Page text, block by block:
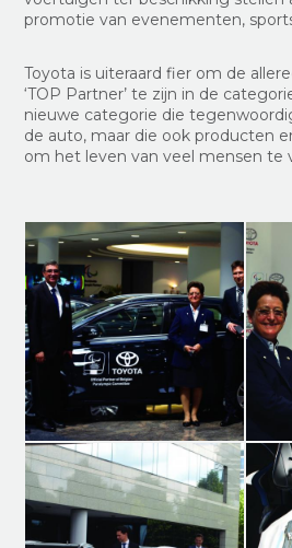
promotie van evenementen,
Toyota is uiteraard fier om de
‘TOP Partner’ te zijn in de
nieuwe categorie die
de auto, maar die ook producten
om het leven van veel mensen te